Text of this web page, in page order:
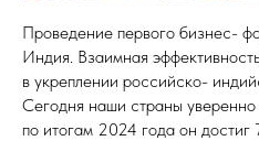
Проведение первого бизнес-
Индия. Взаимная
в укреплении российско-
Сегодня наши страны
по итогам 2024 года он